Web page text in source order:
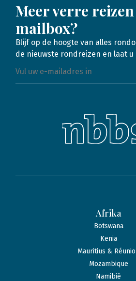
Meer verre
mailbox?
Blijf op de hoogte van alles
de nieuwste rondreizen en laat
Afrika
Botswana
Kenia
Mauritius &
Mozambique
Namibië